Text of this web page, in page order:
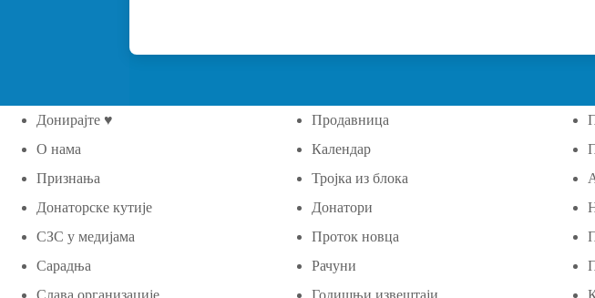
Донирајте ♥
О нама
Признања
Донаторске кутије
СЗС у медијама
Сарадња
Продавница
Календар
Тројка из блока
Донатори
Проток новца
Рачуни